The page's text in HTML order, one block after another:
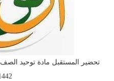
تحضير المستقبل مادة توحيد الصف
1442